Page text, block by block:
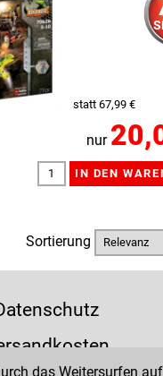
das Weitersurfen
statt 67,99 €
nur
Sortierung